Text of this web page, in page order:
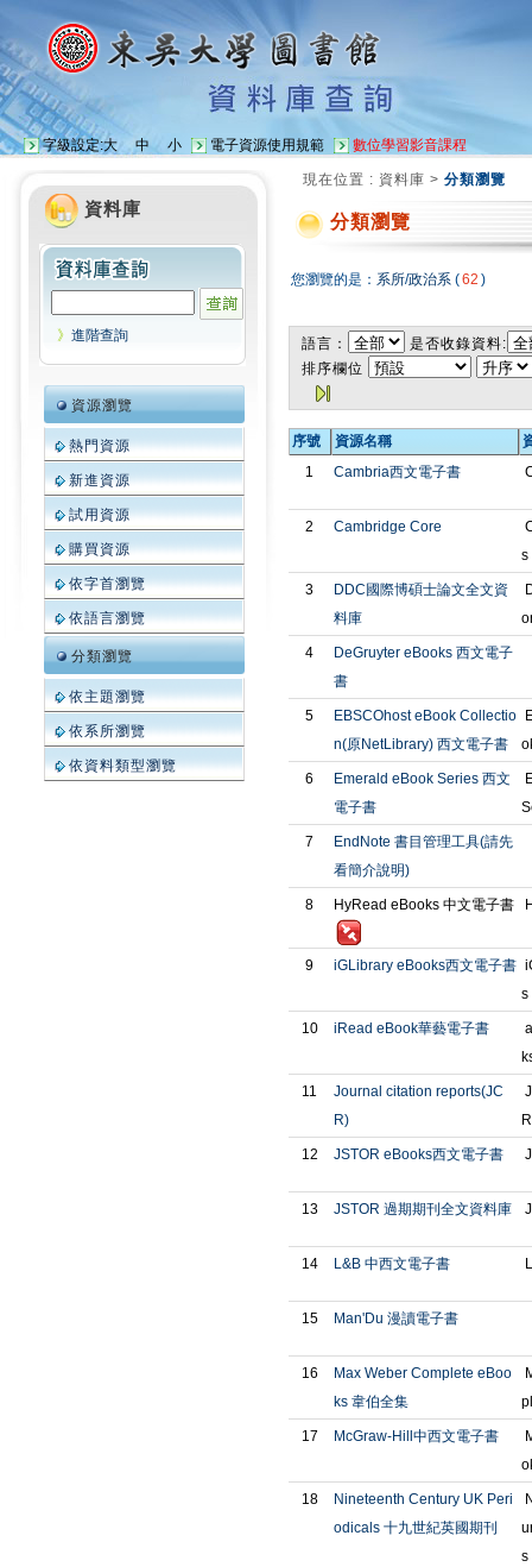
字級設定:大 中 小 電子資源使用規範 數位學習影音課程
資料庫
》 進階查詢
資源瀏覽
熱門資源
新進資源
試用資源
購買資源
依字首瀏覽
依語言瀏覽
分類瀏覽
依主題瀏覽
依系所瀏覽
依資料類型瀏覽
現在位置 : 資料庫 > 分類瀏覽
分類瀏覽
您瀏覽的是： 系所/政治系 (62 )
語言：
是否收錄資料:
排序欄位
序號 資源名稱
1
Cambria西文電子書
2 Cambridge Core
s
3
DDC國際博碩士論文全文資
料庫
4
DeGruyter eBooks 西文電子
書
5
EBSCOhost eBook Collectio
n(原NetLibrary) 西文電子書
6
Emerald eBook Series 西文
電子書
7
EndNote 書目管理工具(請先
看簡介說明)
8 HyRead eBooks 中文電子書
9 iGLibrary eBooks西文電子書
s
10 iRead eBook華藝電子書
11
Journal citation reports(JC
R)
12 JSTOR eBooks西文電子書
13 JSTOR 過期期刊全文資料庫
14 L&B 中西文電子書
15 Man'Du 漫讀電子書
16
Max Weber Complete eBoo
ks 韋伯全集
17 McGraw-Hill中西文電子書
18
Nineteenth Century UK Peri
odicals 十九世紀英國期刊
s